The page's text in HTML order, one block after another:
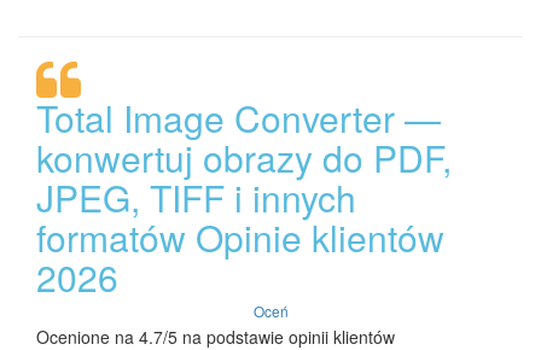
Total Image Converter —
konwertuj obrazy do PDF,
JPEG, TIFF i innych
formatów Opinie klientów
2026
Oceń
Ocenione na 4.7/5 na podstawie opinii klientów